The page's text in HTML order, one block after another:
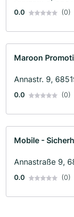
0.0 (0)
Maroon
Annastr. 9,
0.0 (0)
Mobile -
Annastraße 9,
0.0 (0)